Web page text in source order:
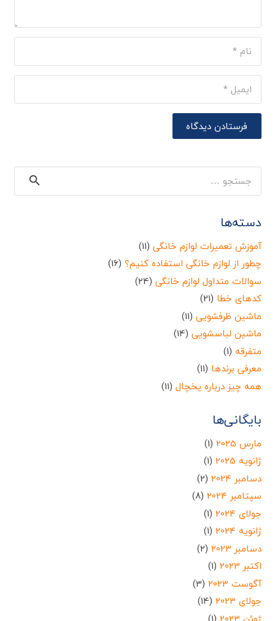
فرستادن دیدگاه
برای:
دسته‌ها
آموزش تعمیرات لوازم خانگی (11)
چطور از لوازم خانگی استفاده کنیم؟ (16)
سوالات متداول لوازم خانگی (24)
کدهای خطا (21)
ماشین ظرفشویی (11)
ماشین لباسشویی (14)
متفرقه (1)
معرفی برندها (11)
همه چیز درباره یخچال (11)
بایگانی‌ها
مارس 2025
(1)
ژانویه 2025
(1)
دسامبر 2024
(2)
سپتامبر 2024
(8)
جولای 2024
(1)
ژانویه 2024
(1)
دسامبر 2023
(2)
اکتبر 2023
(1)
آگوست 2023
(3)
جولای 2023
(14)